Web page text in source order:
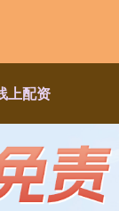
上配资